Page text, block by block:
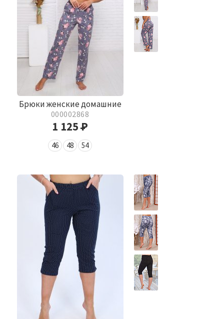
Брюки женские домашние
000002868
1 125Р
46 48 54